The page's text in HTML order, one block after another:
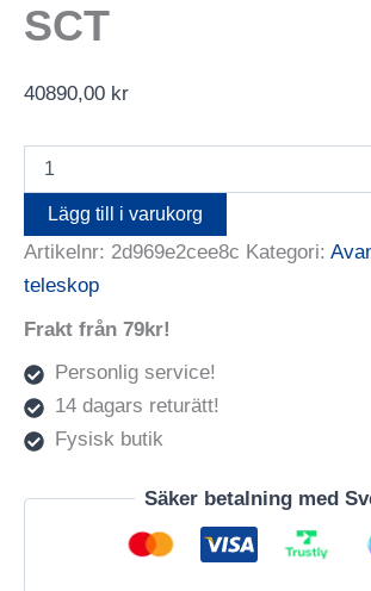
SCT
40890,00 kr
Celestron
CPC
800
SCT
mängd
Lägg till i varukorg
Artikelnr: 2d969e2cee8c Kategori:
teleskop
Frakt från 79kr!
Personlig service!
14 dagars returätt!
Fysisk butik
Säker betalning med